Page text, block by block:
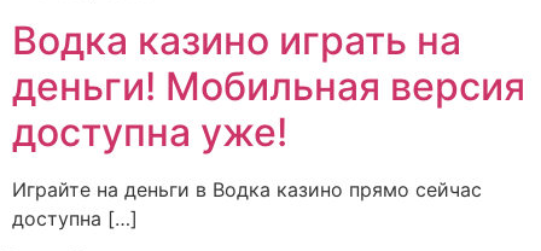
Водка казино играть на
деньги! Мобильная версия
доступна уже!
Играйте на деньги в Водка казино прямо сейчас
доступна […]